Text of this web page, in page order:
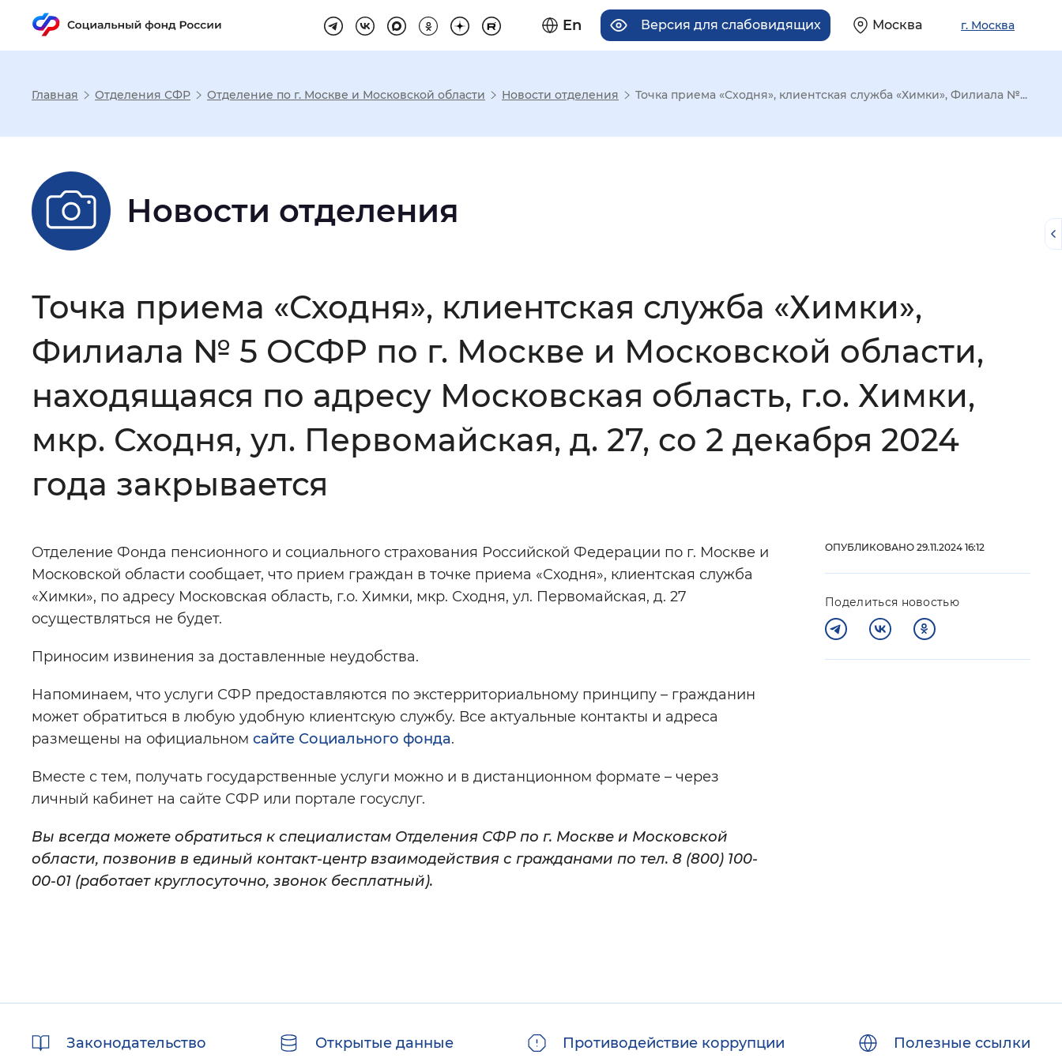
En Версия для слабовидящих Москва г. Москва
Настройка режима отображения
Размер шрифта
Шрифт
Интервал между буквами : Нормальный Увеличенный Большой
Синий фон
Изображения: Включены Выключены
Звуковой ассистент
Вернуть стандартные настройки Закрыть
Главная Отделения СФР Отделение по г. Москве и Московской области Новости отделения Точка приема «Сходня», клиентская служба «Химки», Филиала №...
Новости отделения
Точка приема «Сходня», клиентская служба «Химки»,
Филиала № 5 ОСФР по г. Москве и Московской области,
находящаяся по адресу Московская область, г.о. Химки,
мкр. Сходня, ул. Первомайская, д. 27, со 2 декабря 2024
года закрывается
Отделение Фонда пенсионного и социального страхования Российской Федерации по г. Москве и
Московской области сообщает, что прием граждан в точке приема «Сходня», клиентская служба
«Химки», по адресу Московская область, г.о. Химки, мкр. Сходня, ул. Первомайская, д. 27
осуществляться не будет.
Приносим извинения за доставленные неудобства.
Напоминаем, что услуги СФР предоставляются по экстерриториальному принципу – гражданин
может обратиться в любую удобную клиентскую службу. Все актуальные контакты и адреса
размещены на официальном сайте Социального фонда.
Вместе с тем, получать государственные услуги можно и в дистанционном формате – через
личный кабинет на сайте СФР или портале госуслуг.
Вы всегда можете обратиться к специалистам Отделения СФР по г. Москве и Московской
области, позвонив в единый контакт-центр взаимодействия с гражданами по тел. 8 (800) 100-
00-01 (работает круглосуточно, звонок бесплатный).
ОПУБЛИКОВАНО 29.11.2024 16:12
Поделиться новостью
ссылкиЗаконодательство Открытые данные Противодействие коррупции Полезные ссылки